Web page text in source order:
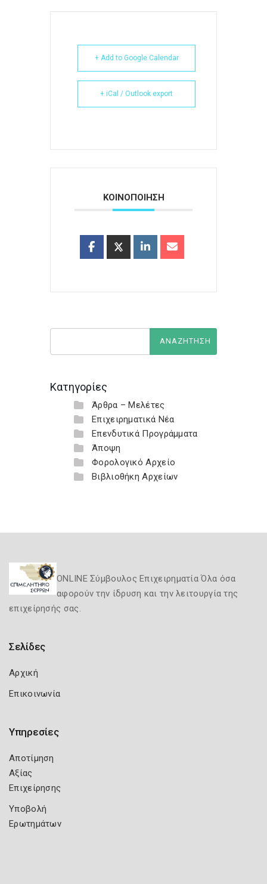
+ Add to Google Calendar
+ iCal / Outlook export
ΚΟΙΝΟΠΟΙΗΣΗ
Κατηγορίες
Άρθρα – Μελέτες
Επιχειρηματικά Νέα
Επενδυτικά Προγράμματα
Άποψη
Φορολογικό Αρχείο
Βιβλιοθήκη Αρχείων
ONLINE Σύμβουλος Επιχειρηματία Όλα όσα
αφορούν την ίδρυση και την λειτουργία της
επιχείρησής σας.
Σελίδες
Αρχική
Επικοινωνία
Υπηρεσίες
Αποτίμηση
Αξίας
Επιχείρησης
Υποβολή
Ερωτημάτων